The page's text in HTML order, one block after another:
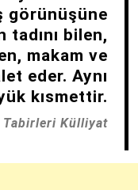
görünüşüne
tadını bilen,
makam ve
eder. Aynı
kısmettir.
Tabirleri Külliyat